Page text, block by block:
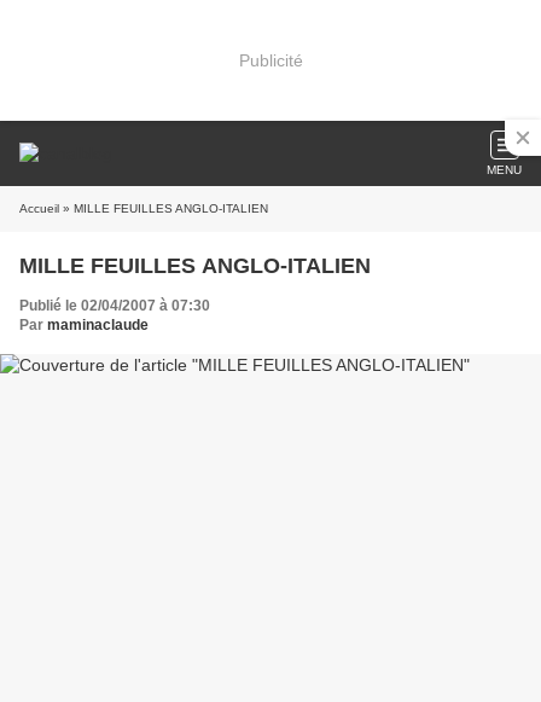
Publicité
MENU
Accueil » MILLE FEUILLES ANGLO-ITALIEN
MILLE FEUILLES ANGLO-ITALIEN
Publié le 02/04/2007 à 07:30
Par maminaclaude